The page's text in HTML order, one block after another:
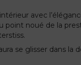
avec
point noué de la
se glisser dans la